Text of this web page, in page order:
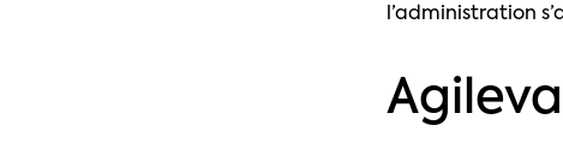
l’administration